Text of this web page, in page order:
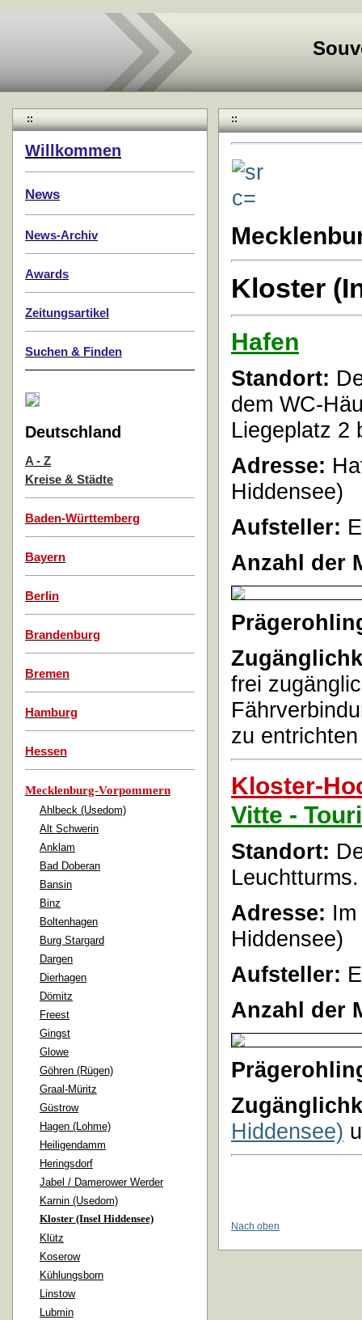
::
Willkommen
News
News-Archiv
Awards
Zeitungsartikel
Suchen & Finden
Deutschland
A - Z
Kreise & Städte
Baden-Württemberg
Bayern
Berlin
Brandenburg
Bremen
Hamburg
Hessen
Mecklenburg-Vorpommern
Ahlbeck (Usedom)
Alt Schwerin
Anklam
Bad Doberan
Bansin
Binz
Boltenhagen
Burg Stargard
Dargen
Dierhagen
Dömitz
Freest
Gingst
Glowe
Göhren (Rügen)
Graal-Müritz
Güstrow
Hagen (Lohme)
Heiligendamm
Heringsdorf
Jabel / Damerower Werder
Karnin (Usedom)
Kloster (Insel Hiddensee)
Klütz
Koserow
Kühlungsborn
Linstow
Lubmin
::
Kloster
Hafen
Standort:
dem WC-
Liegeplatz 2
Adresse:
Hiddensee)
Aufsteller:
Anzahl der
frei
zu
Kloster-
Vitte -
Standort:
Leuchtturms.
Adresse:
Hiddensee)
Aufsteller:
Anzahl der
Hiddensee)
Nach oben